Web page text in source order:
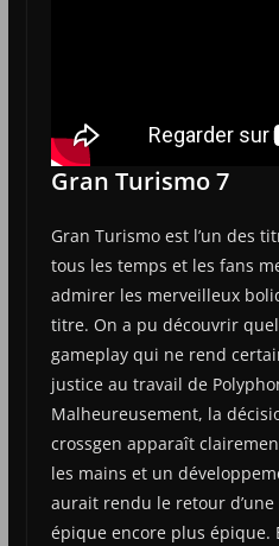
Gran Turismo 7
Gran Turismo est l’un des
tous les temps et les fans
admirer les merveilleux
titre. On a pu découvrir
gameplay qui ne rend
justice au travail de
Malheureusement, la
crossgen apparaît
les mains et un
aurait rendu le retour
épique encore plus épique.